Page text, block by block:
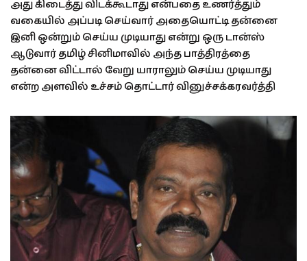
அது கிடைத்து விடக்கூடாது என்பதை உணர்த்தும்
வகையில் அப்படி செய்வார் அதையொட்டி தன்னை
இனி ஒன்றும் செய்ய முடியாது என்று ஒரு டான்ஸ்
ஆடுவார் தமிழ் சினிமாவில் அந்த பாத்திரத்தை
தன்னை விட்டால் வேறு யாராலும் செய்ய முடியாது
என்ற அளவில் உச்சம் தொட்டார் வினுச்சக்கரவர்த்தி